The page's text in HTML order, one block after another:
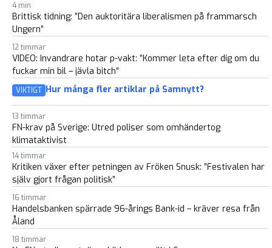
4 min
Brittisk tidning: ”Den auktoritära liberalismen på frammarsch
Ungern”
12 timmar
VIDEO: Invandrare hotar p-vakt: ”Kommer leta efter dig om du
fuckar min bil – jävla bitch”
VIKTIGT Hur många fler artiklar på Samnytt?
13 timmar
FN-krav på Sverige: Utred poliser som omhändertog
klimataktivist
14 timmar
Kritiken växer efter petningen av Fröken Snusk: ”Festivalen har
själv gjort frågan politisk”
16 timmar
Handelsbanken spärrade 96-årings Bank-id – kräver resa från
Åland
18 timmar